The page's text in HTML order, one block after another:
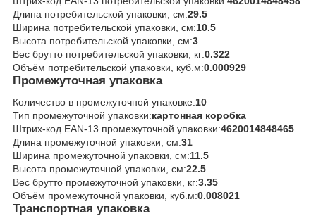
Длина потребительской упаковки, см:29.5
Ширина потребительской упаковки, см:10.5
Высота потребительской упаковки, см:3
Вес брутто потребительской упаковки, кг:0.322
Объём потребительской упаковки, куб.м:0.000929
Промежуточная упаковка
Количество в промежуточной упаковке:10
Тип промежуточной упаковки:картонная коробка
Штрих-код EAN-13 промежуточной упаковки:4620014848465
Длина промежуточной упаковки, см:31
Ширина промежуточной упаковки, см:11.5
Высота промежуточной упаковки, см:22.5
Вес брутто промежуточной упаковки, кг:3.35
Объём промежуточной упаковки, куб.м:0.008021
Транспортная упаковка